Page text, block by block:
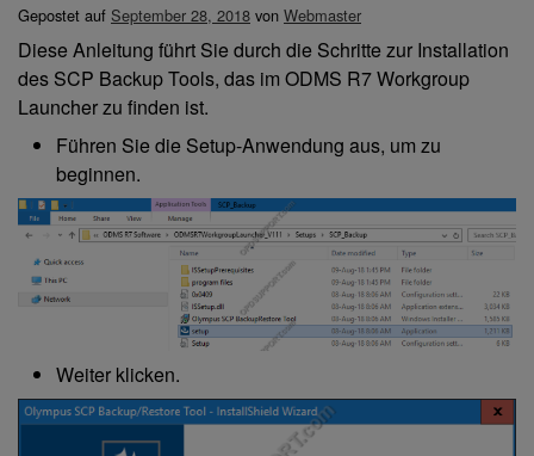
Gepostet auf September 28, 2018 von Webmaster
Diese Anleitung führt Sie durch die Schritte zur Installation
des SCP Backup Tools, das im ODMS R7 Workgroup
Launcher zu finden ist.
Führen Sie die Setup-Anwendung aus, um zu
beginnen.
Weiter klicken.